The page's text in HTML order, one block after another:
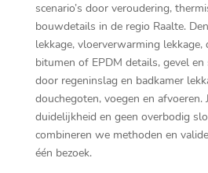
scenario’s door veroudering,
bouwdetails in de regio Raalte.​
lekkage, vloerverwarming lekkage,
bitumen of EPDM details, gevel
door regeninslag en badkamer
douchegoten, voegen en
duidelijkheid en geen overbodig
combineren we methoden en
één bezoek.​